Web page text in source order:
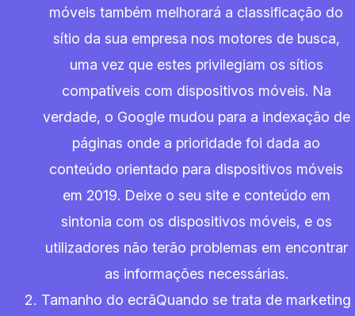
móveis também melhorará a classificação do
sítio da sua empresa nos motores de busca,
uma vez que estes privilegiam os sítios
compatíveis com dispositivos móveis. Na
verdade, o Google mudou para a indexação de
páginas onde a prioridade foi dada ao
conteúdo orientado para dispositivos móveis
em 2019. Deixe o seu site e conteúdo em
sintonia com os dispositivos móveis, e os
utilizadores não terão problemas em encontrar
as informações necessárias.
Tamanho do ecrãQuando se trata de marketing